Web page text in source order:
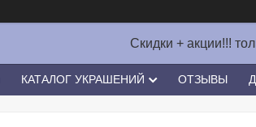
Скидки + акции!!!
КАТАЛОГ УКРАШЕНИЙ ОТЗЫВЫ